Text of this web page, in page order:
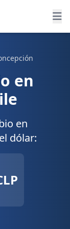
en
en
dólar: